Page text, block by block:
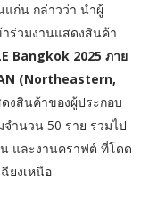
ก่น กล่าวว่า นำผู้
าร่วมงานแสดงสินค้า
Bangkok 2025 ภาย
(Northeastern,
งสินค้าของผู้ประกอบ
ำนวน 50 ราย รวมไป
และงานคราฟต์ ที่โดด
ยงเหนือ